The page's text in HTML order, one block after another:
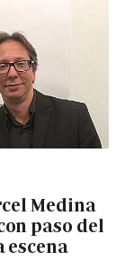
Medina
paso del
escena